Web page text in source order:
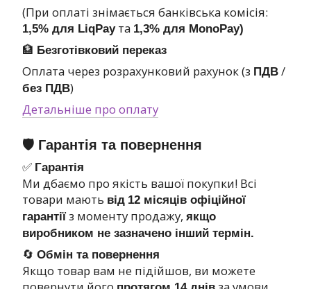
(При оплаті знімається банківська комісія:
1,5% для LiqPayта 1,3% для MonoPay)
🏦 Безготівковий переказ
Оплата через розрахунковий рахунок (з ПДВ /
без ПДВ)
Детальніше про оплату
🛡 Гарантія та повернення
✅ Гарантія
Ми дбаємо про якість вашої покупки! Всі
товари мають від 12 місяців офіційної
гарантії з моменту продажу, якщо
виробником не зазначено інший термін.
🔄 Обмін та повернення
Якщо товар вам не підійшов, ви можете